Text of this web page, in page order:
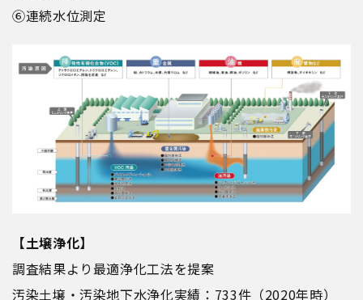
⑥連続水位測定
【土壌浄化】
調査結果より最適浄化工法を提案
汚染土壌・汚染地下水浄化実績：733件（2020年時）